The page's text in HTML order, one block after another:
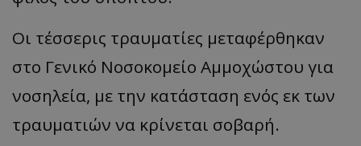
Οι τέσσερις τραυματίες μεταφέρθηκαν
στο Γενικό Νοσοκομείο Αμμοχώστου για
νοσηλεία, με την κατάσταση ενός εκ των
τραυματιών να κρίνεται σοβαρή.